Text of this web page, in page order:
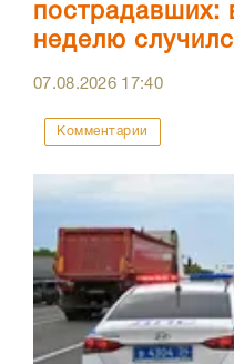
пострадавших:
неделю
07.08.2026 17:40
Комментарии